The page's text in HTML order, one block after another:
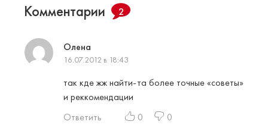
Комментарии 2
Олена
16.07.2012 в 18:43
так кде жж найти-та более точные «советы»
и реккомендации
Ответить
0 0